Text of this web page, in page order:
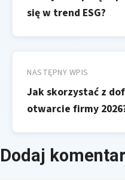
się w trend ESG?
NASTĘPNY WPIS
Jak skorzystać z
otwarcie firmy
Dodaj